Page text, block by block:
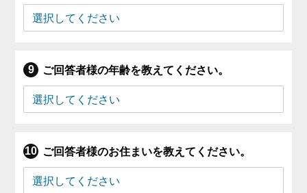
ご回答者様の年齢を教えてください。
ご回答者様のお住まいを教えてください。